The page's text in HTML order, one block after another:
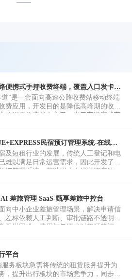
便携式手持收费终端，覆盖入口发卡、
、特情处理、交易安全、外设控制、日
版本更新等完整车道业务流程。-移动
道”是一套面向高速公路收费站移动终端
费应用，开发目的是降低高峰期的收费
要用于收费员在入口、出口车道完成车
民宿预订管理系统-在线民
台
及短租行业的发展，传统人工登记和电
难以满足日常运营需求，因此开发了一
订管理系统，帮助用户在线浏览房源、
源详情浏览、在线预约、订单管理、个
用户端功能，同时提供后台房源管理、
、用户管理等管理功能，实现民宿业务
息化管理，提高预订效率和运营效率。
差旅管理 SaaS-甄享差旅中控台
向中小企业差旅管理场景，解决申请信
差标依赖人工判断、审批链路不透明、
跟进困难、费用与凭证难以闭环等问
审批人、财务和企业管理员共同使用的
作台。 核心功能包括：通过自然语言多
建差旅申请，智能体自动提取出发地、
平台
服务板块急需将传统的租赁服务提升为
，提升出行板块的市场竞争力，同步提